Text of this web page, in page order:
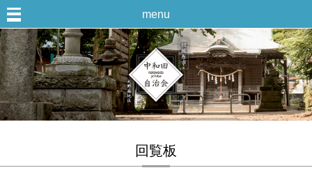
menu
回覧板